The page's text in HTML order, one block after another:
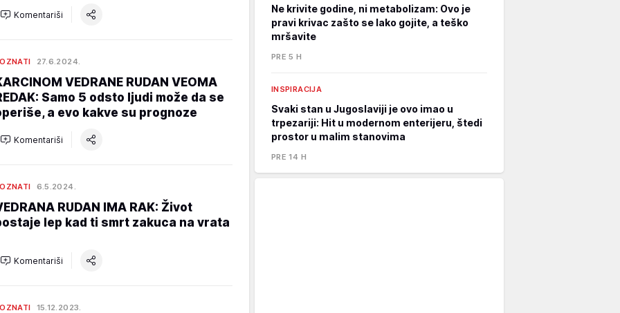
Komentariši
27.6.2024.
VEDRANE RUDAN VEOMA
Samo 5 odsto ljudi može da se
a evo kakve su prognoze
Komentariši
6.5.2024.
RUDAN IMA RAK: Život
lep kad ti smrt zakuca na vrata
Komentariši
15.12.2023.
Ne krivite godine, ni metabolizam: Ovo je
pravi krivac zašto se lako gojite, a teško
mršavite
PRE 5 H
INSPIRACIJA
Svaki stan u Jugoslaviji je ovo imao u
trpezariji: Hit u modernom enterijeru, štedi
prostor u malim stanovima
PRE 14 H